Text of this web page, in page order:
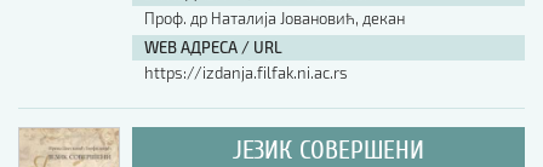
Проф. др Наталија Јовановић, декан
WEB АДРЕСА / URL
https://izdanja.filfak.ni.ac.rs
ЈЕЗИК СОВЕРШЕНИ